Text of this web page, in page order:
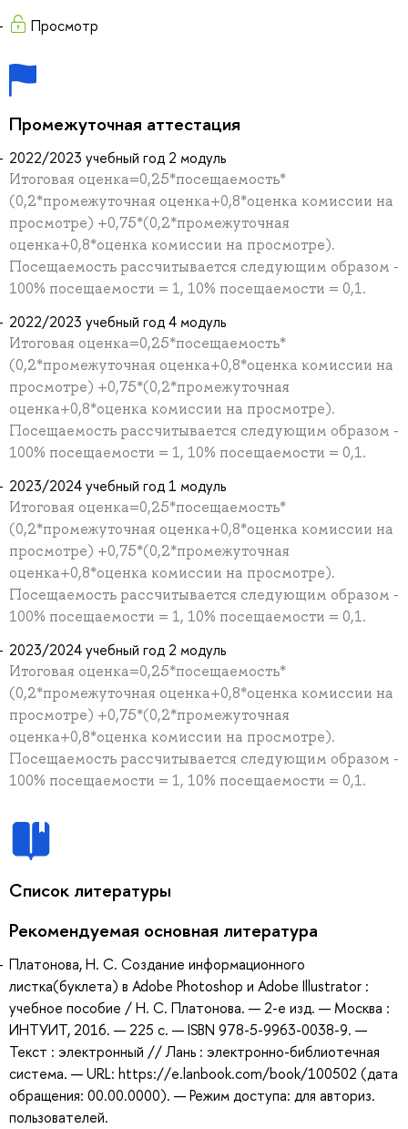
Просмотр
Промежуточная аттестация
2022/2023 учебный год 2 модуль
Итоговая оценка=0,25*посещаемость*
(0,2*промежуточная оценка+0,8*оценка комиссии на
просмотре) +0,75*(0,2*промежуточная
оценка+0,8*оценка комиссии на просмотре).
Посещаемость рассчитывается следующим образом -
100% посещаемости = 1, 10% посещаемости = 0,1.
2022/2023 учебный год 4 модуль
Итоговая оценка=0,25*посещаемость*
(0,2*промежуточная оценка+0,8*оценка комиссии на
просмотре) +0,75*(0,2*промежуточная
оценка+0,8*оценка комиссии на просмотре).
Посещаемость рассчитывается следующим образом -
100% посещаемости = 1, 10% посещаемости = 0,1.
2023/2024 учебный год 1 модуль
Итоговая оценка=0,25*посещаемость*
(0,2*промежуточная оценка+0,8*оценка комиссии на
просмотре) +0,75*(0,2*промежуточная
оценка+0,8*оценка комиссии на просмотре).
Посещаемость рассчитывается следующим образом -
100% посещаемости = 1, 10% посещаемости = 0,1.
2023/2024 учебный год 2 модуль
Итоговая оценка=0,25*посещаемость*
(0,2*промежуточная оценка+0,8*оценка комиссии на
просмотре) +0,75*(0,2*промежуточная
оценка+0,8*оценка комиссии на просмотре).
Посещаемость рассчитывается следующим образом -
100% посещаемости = 1, 10% посещаемости = 0,1.
Список литературы
Рекомендуемая основная литература
Платонова, Н. С. Создание информационного
листка(буклета) в Adobe Photoshop и Adobe Illustrator :
учебное пособие / Н. С. Платонова. — 2-е изд. — Москва :
ИНТУИТ, 2016. — 225 с. — ISBN 978-5-9963-0038-9. —
Текст : электронный // Лань : электронно-библиотечная
система. — URL: https://e.lanbook.com/book/100502 (дата
обращения: 00.00.0000). — Режим доступа: для авториз.
пользователей.